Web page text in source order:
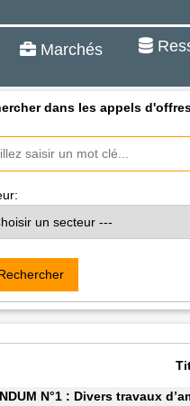
Marchés
dans les appels
N°1 : Divers travaux